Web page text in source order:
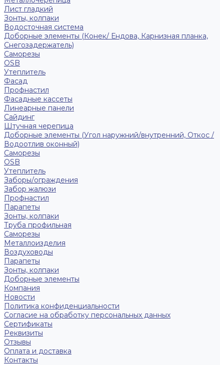
Лист гладкий
Зонты, колпаки
Водосточная система
Доборные элементы (Конек/ Ендова, Карнизная планка,
Снегозадержатель)
Саморезы
ОSB
Утеплитель
Фасад
Профнастил
Фасадные кассеты
Линеарные панели
Сайдинг
Штучная черепица
Доборные элементы (Угол наружний/внутренний, Откос /
Водоотлив оконный)
Саморезы
OSB
Утеплитель
Заборы/ограждения
Забор жалюзи
Профнастил
Парапеты
Зонты, колпаки
Труба профильная
Саморезы
Металлоизделия
Воздуховоды
Парапеты
Зонты, колпаки
Доборные элементы
Компания
Новости
Политика конфиденциальности
Согласие на обработку персональных данных
Сертификаты
Реквизиты
Отзывы
Оплата и доставка
Контакты